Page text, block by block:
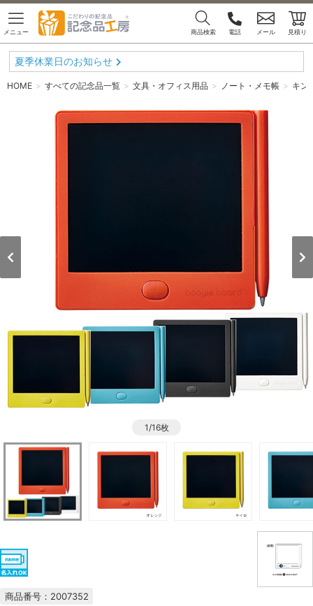
メニュー 商品検索 電話 メール 見積り
夏季休業日のお知らせ
HOME すべての記念品一覧 文具・オフィス用品 ノート・メモ帳 キン
1/16枚
商品番号：2007352